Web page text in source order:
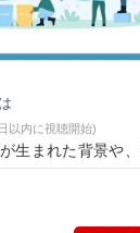
以内に視聴開始)
生まれた背景や、